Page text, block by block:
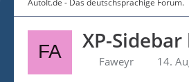
XP-
Faweyr 14.